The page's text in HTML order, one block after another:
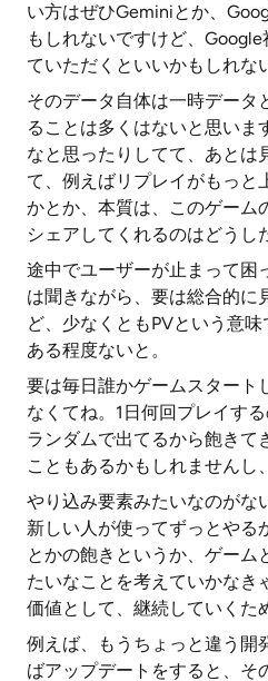
い方はぜひGeminiとか、
もしれないですけど、
ていただくといいかもしれな
そのデータ自体は一時データ
ることは多くはないと思いま
なと思ったりしてて、あとは
て、例えばリプレイがもっと
かとか、本質は、このゲーム
シェアしてくれるのはどうし
途中でユーザーが止まって困
は聞きながら、要は総合的に
ど、少なくともPVという意
ある程度ないと。
要は毎日誰かゲームスタート
なくてね。1日何回プレイす
ランダムで出てるから飽きて
こともあるかもしれませんし
やり込み要素みたいなのがな
新しい人が使ってずっとやる
とかの飽きというか、ゲーム
たいなことを考えていかなき
価値として、継続していくた
例えば、もうちょっと違う開
ばアップデートをすると、そ